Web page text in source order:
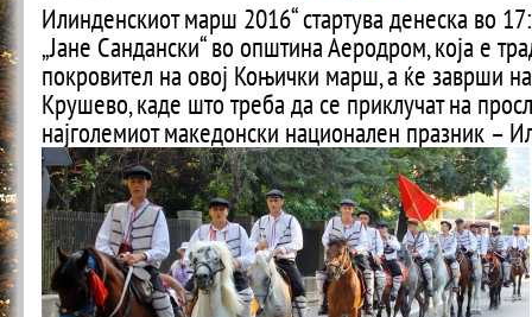
Илинденскиот марш 2016“ стартува денеска во
„Јане Сандански“ во општина Аеродром, која е
покровител на овој Коњички марш, а ќе заврши на
Крушево, каде што треба да се приклучат на
најголемиот македонски национален празник –